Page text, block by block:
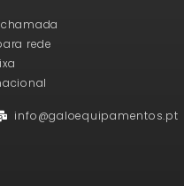
rede
info@galoequipamentos.pt